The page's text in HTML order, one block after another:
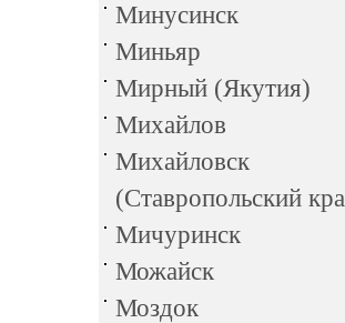
Минусинск
Миньяр
Мирный (Якутия)
Михайлов
Михайловск
(Ставропольский
Мичуринск
Можайск
Моздок